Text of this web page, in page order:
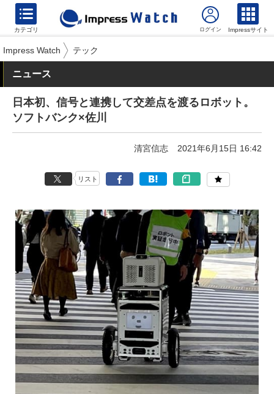
カテゴリ Impressサイト
Impress Watch テック
ニュース
日本初、信号と連携して交差点を渡るロボット。
ソフトバンク×佐川
清宮信志 2021年6月15日 16:42
リスト